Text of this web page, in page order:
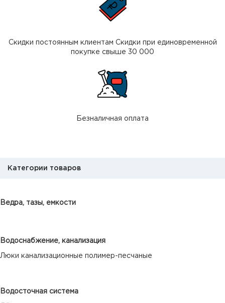
Скидки постоянным клиентам Скидки при единовременной
покупке свыше 30 000
Безналичная оплата
Категории товаров
Ведра, тазы, емкости
Водоснабжение, канализация
Люки канализационные полимер-песчаные
Водосточная система